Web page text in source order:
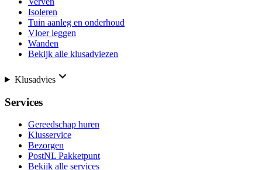
Isoleren
Tuin aanleg en onderhoud
Vloer leggen
Wanden
Bekijk alle klusadviezen
Klusadvies
Services
Gereedschap huren
Klusservice
Bezorgen
PostNL Pakketpunt
Bekijk alle services